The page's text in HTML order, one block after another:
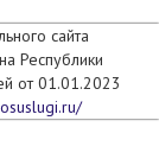
сайта
Республики
от 01.01.2023